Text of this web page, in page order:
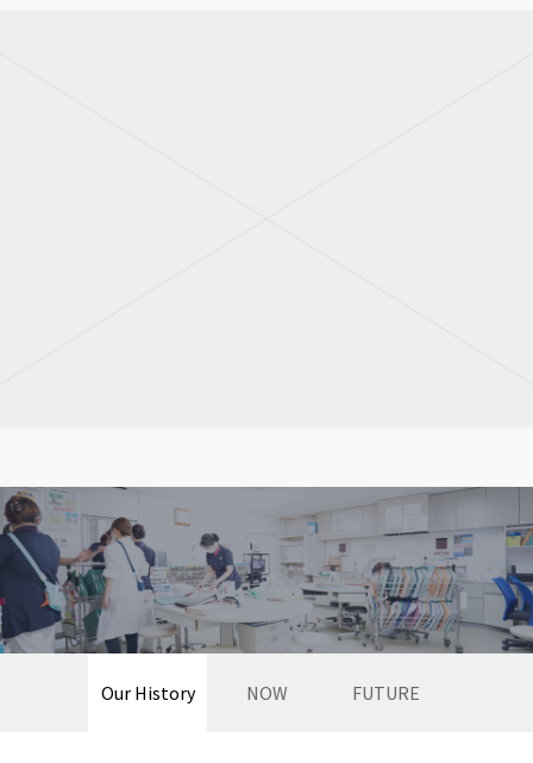
Our History NOW FUTURE